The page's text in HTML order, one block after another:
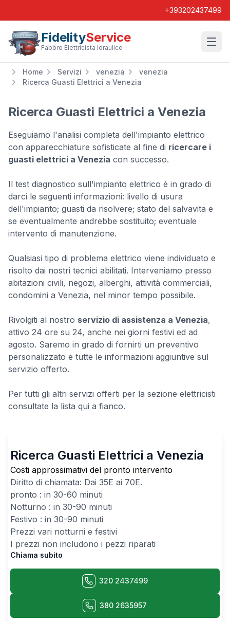
+393202437499
FidelityService
Fabbro Elettricista Idraulico
Home Servizi venezia
venezia
Ricerca Guasti Elettrici a Venezia
Ricerca Guasti Elettrici a Venezia
Eseguiamo l'analisi completa dell'impianto elettrico
con apparecchiature sofisticate al fine di ricercare i
guasti elettrici a Venezia con successo.
Il test diagnostico sull'impianto elettrico è in grado di
darci le seguenti informazioni: livello di usura
dell'impianto; guasti da risolvere; stato del salvavita e
se eventualmente andrebbe sostituito; eventuale
intervento di manutenzione.
Qualsiasi tipo di problema elettrico viene individuato e
risolto dai nostri tecnici abilitati. Interveniamo presso
abitazioni civili, negozi, alberghi, attività commerciali,
condomini a Venezia, nel minor tempo possibile.
Rivolgiti al nostro servizio di assistenza a Venezia,
attivo 24 ore su 24, anche nei giorni festivi ed ad
agosto. Saremo in grado di fornirti un preventivo
personalizzato e tutte le informazioni aggiuntive sul
servizio offerto.
Per tutti gli altri servizi offerti per la sezione elettricisti
consultate la lista qui a fianco.
Ricerca Guasti Elettrici a Venezia
Costi approssimativi del pronto intervento
Diritto di chiamata: Dai 35E ai 70E.
pronto : in 30-60 minuti
Notturno : in 30-90 minuti
Festivo : in 30-90 minuti
Prezzi vari notturni e festivi
I prezzi non includono i pezzi riparati
Chiama subito
320 2437499
380 2635957